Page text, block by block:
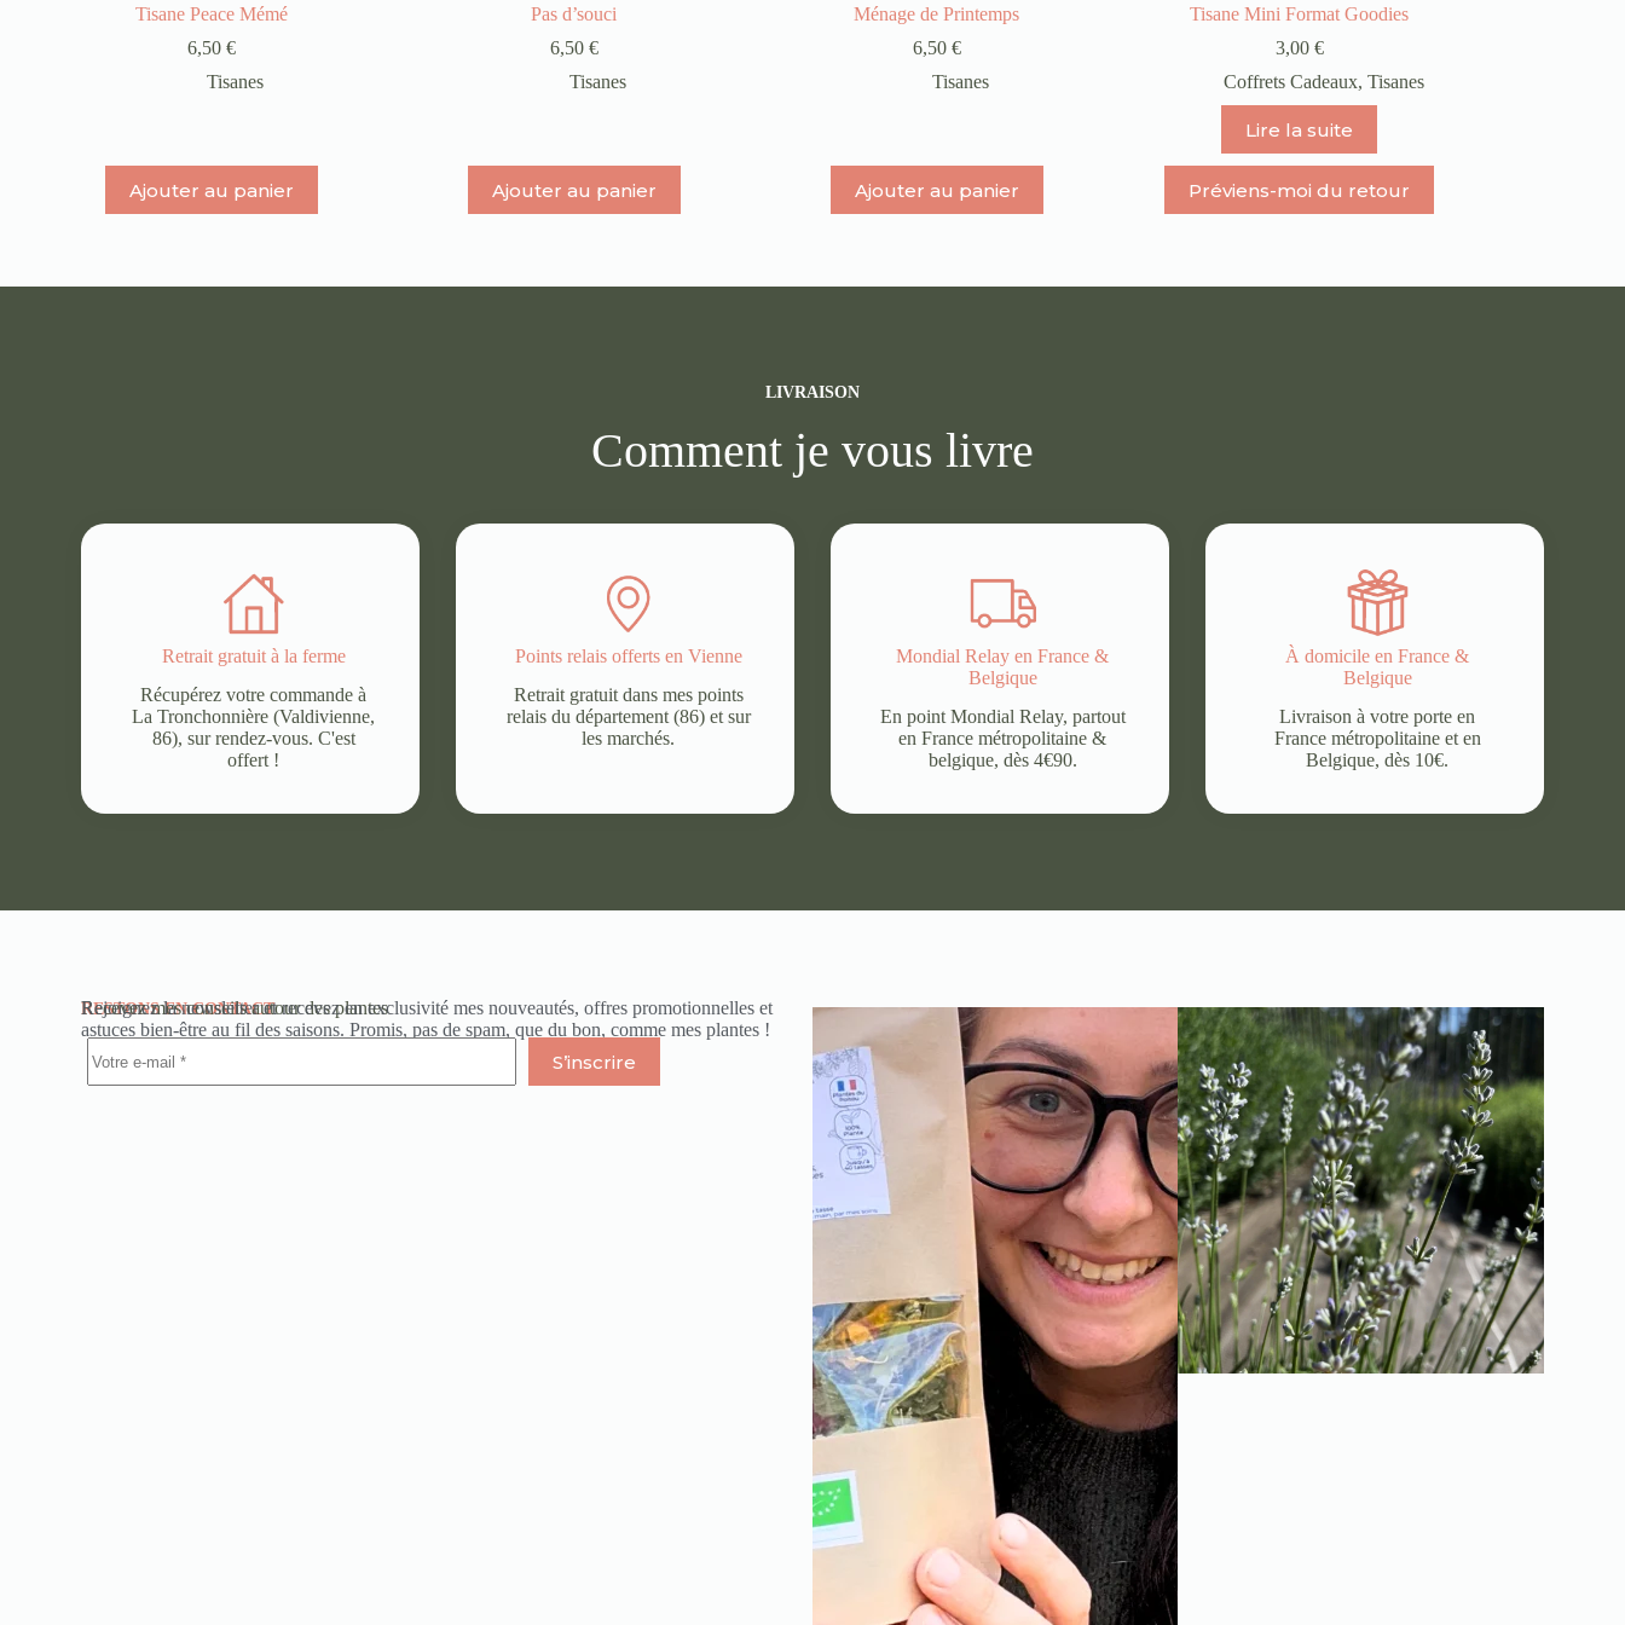
Tisane Peace Mémé
6,50 €
Tisanes
Ajouter au panier
Pas d’souci
6,50 €
Tisanes
Ajouter au panier
Ménage de Printemps
6,50 €
Tisanes
Ajouter au panier
Tisane Mini Format Goodies
3,00 €
Coffrets Cadeaux, Tisanes
Lire la suite
Préviens-moi du retour
LIVRAISON
Comment je vous livre
Retrait gratuit à la ferme
Récupérez votre commande à
La Tronchonnière (Valdivienne,
86), sur rendez-vous. C'est
offert !
Points relais offerts en Vienne
Retrait gratuit dans mes points
relais du département (86) et sur
les marchés.
Mondial Relay en France &
Belgique
En point Mondial Relay, partout
en France métropolitaine &
belgique, dès 4€90.
À domicile en France &
Belgique
Livraison à votre porte en
France métropolitaine et en
Belgique, dès 10€.
RESTONS EN CONTACT
Recevez mes conseils autour des plantes
Rejoignez la newsletter et recevez en exclusivité mes nouveautés, offres promotionnelles et
astuces bien-être au fil des saisons. Promis, pas de spam, que du bon, comme mes plantes !
S’inscrire